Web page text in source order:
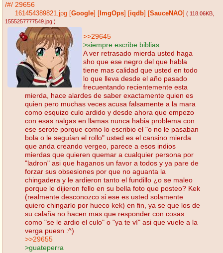
/#/ 29656
161454389821.jpg Google ImgOps iqdb SauceNAO ( 118.06KB
1555257777549.jpg )
>>29645
>siempre escribe biblias
A ver retrasado mierda usted haga
sho que ese negro del que habla
tiene mas calidad que usted en todo
lo que lleva desde el año pasado
frecuentando recientemente esta
mierda, hace alardes de saber exactamente quien es
quien pero muchas veces acusa falsamente a la mara
como esquizo culo ardido y desde ahora que empezo
con esas nalgas en llamas nunca habia problema con
ese serote porque como lo escribio el "o no le pasaban
bola o le seguían el rollo" usted es el cansino mierda
que anda creando vergeo, parece a esos indios
mierdas que quieren quemar a cualquier persona por
"ladron" asi que haganos un favor a todos y ya pare de
forzar sus obsesiones por que no aguanta la
chingadera y le ardieron tanto el fundillo ¿o se maleo
porque le dijieron fello en su bella foto que posteo? Kek
(realmente desconozco si ese es usted solamente
quiero chingarlo por hueco kek) en fin, ya se que los de
su calaña no hacen mas que responder con cosas
como "se le ardio el culo" o "ya te ví" asi que vuele a la
verga puesn :^)
>>29655
>guateperra